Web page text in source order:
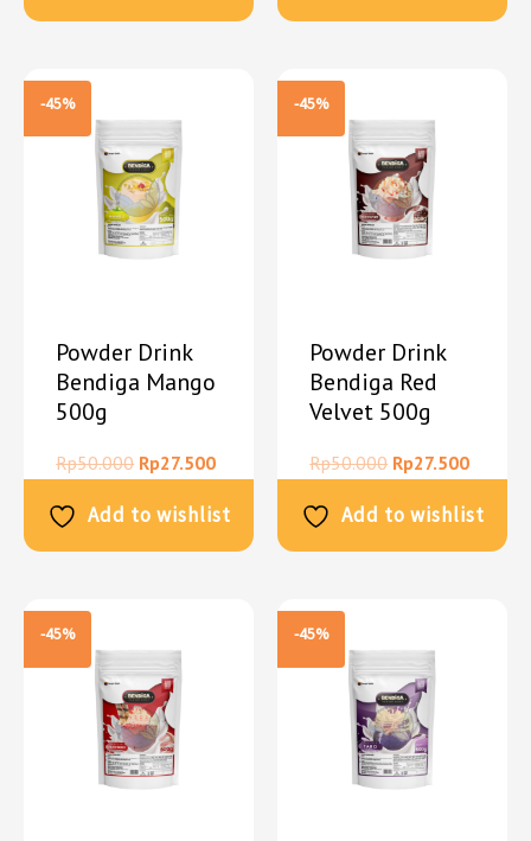
-45%
Powder Drink
Bendiga Mango
500g
Rp50.000 Rp27.500
Add to wishlist
-45%
Powder Drink
Bendiga Red
Velvet 500g
Rp50.000 Rp27.500
Add to wishlist
-45% -45%